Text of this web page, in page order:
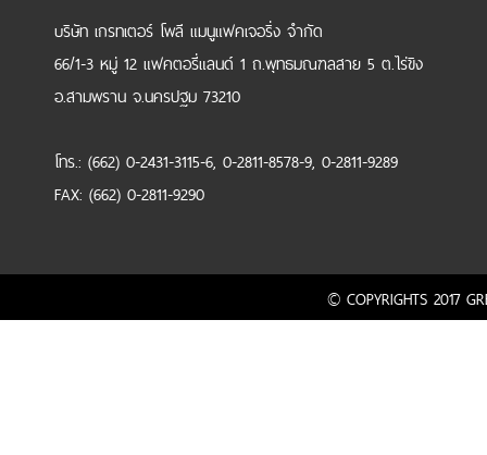
บริษัท เกรทเตอร์ โพลี แมนูแฟคเจอริ่ง จำกัด
66/1-3 หมู่ 12 แฟคตอรี่แลนด์ 1 ถ.พุทธมณฑลสาย 5 ต.ไร่ขิง
อ.สามพราน จ.นครปฐม 73210
โทร.: (662) 0-2431-3115-6, 0-2811-8578-9, 0-2811-9289
FAX: (662) 0-2811-9290
© COPYRIGHTS 2017